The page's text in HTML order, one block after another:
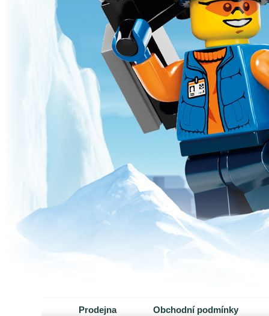
Prodejna Obchodní podmínky